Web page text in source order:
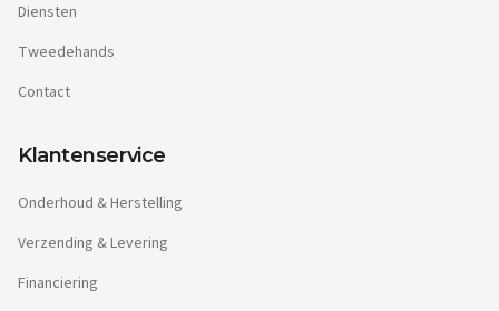
Diensten
Tweedehands
Contact
Klantenservice
Onderhoud & Herstelling
Verzending & Levering
Financiering